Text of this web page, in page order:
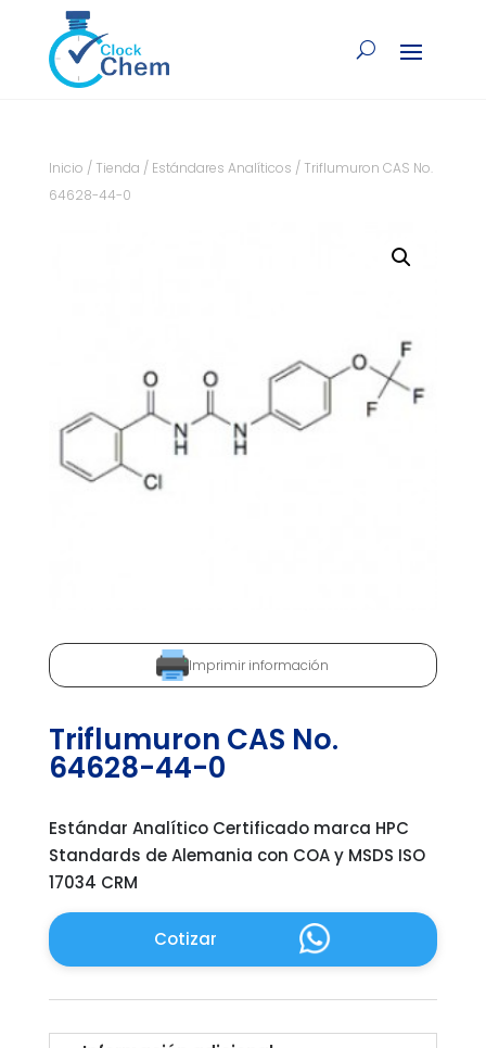
Inicio / Tienda / Estándares Analíticos / Triflumuron CAS No.
64628-44-0
Imprimir información
Triflumuron CAS No.
64628-44-0
Estándar Analítico Certificado marca HPC
Standards de Alemania con COA y MSDS ISO
17034 CRM
Cotizar